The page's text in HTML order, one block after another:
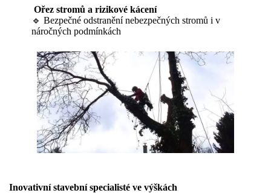
Ořez stromů a rizikové kácení
🔹 Bezpečné odstranění nebezpečných stromů i v
náročných podmínkách
Inovativní stavební specialisté ve výškách